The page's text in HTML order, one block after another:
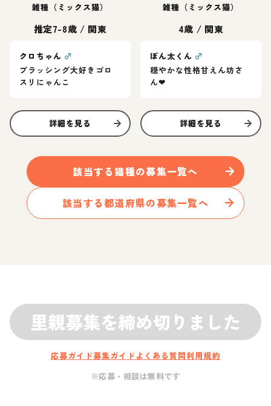
雑種（ミックス猫）
推定7-8歳 / 関東
クロちゃん ♂
ブラッシング大好きゴロ
スリにゃんこ
詳細を見る
雑種（ミックス猫）
4歳 / 関東
ぽん太くん ♂
穏やかな性格甘えん坊さ
ん❤︎
詳細を見る
該当する 猫種の募集一覧へ
該当する都道府県の募集一覧へ
里親募集を締め切りました
応募ガイド募集ガイド よくある質問利用規約
※応募・相談は無料です